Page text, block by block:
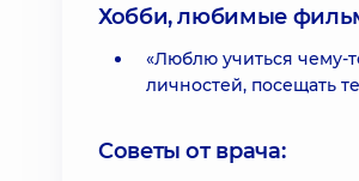
Хобби, любимые
«Люблю учиться чему-
личностей, посещать
Советы от врача: